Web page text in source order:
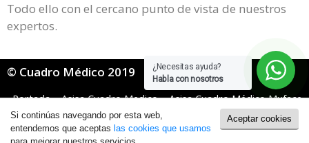
¿Necesitas ayuda?
Habla con nosotros
Todo ello con el cercano punto de vista de nuestros
expertos.
© Cuadro Médico 2019
Portada»Asisa Cuadro Medico»Asisa Cuadro Médico Muface
»Asisa Muface Cuadro Medico Cáceres
Política de Cookies|Política de Privacidad
Aceptar cookies
Si continúas navegando por esta web,
entendemos que aceptas las cookies que usamos